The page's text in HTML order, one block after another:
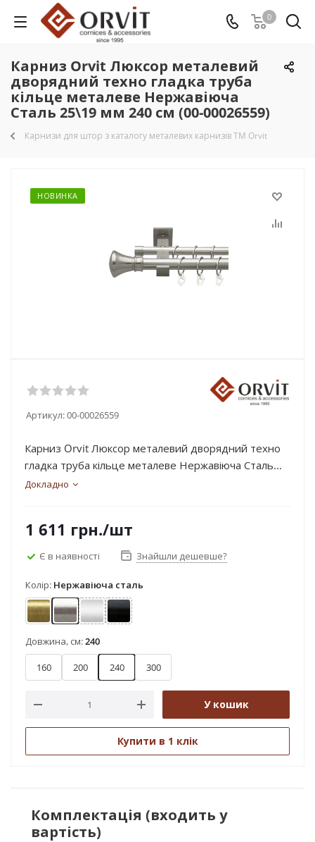
0
Карниз Orvit Люксор металевий
дворядний техно гладка труба
кільце металеве Нержавіюча
Сталь 25\19 мм 240 см (00-00026559)
Карнизи для штор з каталогу металевих карнизів TM Orvit
НОВИНКА
Артикул:00-00026559
Карниз Orvit Люксор металевий дворядний техно
гладка труба кільце металеве Нержавіюча Сталь...
Докладно
1 611 грн./шт
Є в наявності Знайшли дешевше?
Колір: Нержавіюча сталь
АнтикНержавіюча сталь
Сатин Чорний оксамит
Довжина, см:240
160 200 240 300
У кошик
Купити в 1 клік
Комплектація (входить у
вартість)